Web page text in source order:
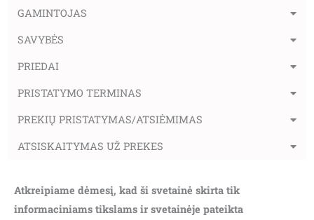
GAMINTOJAS
SAVYBĖS
PRIEDAI
PRISTATYMO TERMINAS
PREKIŲ PRISTATYMAS/ATSIĖMIMAS
ATSISKAITYMAS UŽ PREKES
Atkreipiame dėmesį, kad ši svetainė skirta tik
informaciniams tikslams ir svetainėje pateikta